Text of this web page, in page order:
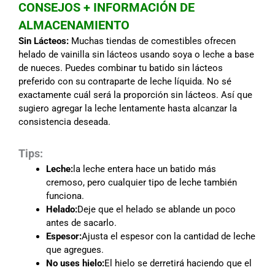
CONSEJOS + INFORMACIÓN DE
ALMACENAMIENTO
Sin Lácteos: Muchas tiendas de comestibles ofrecen
helado de vainilla sin lácteos usando soya o leche a base
de nueces. Puedes combinar tu batido sin lácteos
preferido con su contraparte de leche líquida. No sé
exactamente cuál será la proporción sin lácteos. Así que
sugiero agregar la leche lentamente hasta alcanzar la
consistencia deseada.
Tips:
Leche: la leche entera hace un batido más
cremoso, pero cualquier tipo de leche también
funciona.
Helado:Deje que el helado se ablande un poco
antes de sacarlo.
Espesor:Ajusta el espesor con la cantidad de leche
que agregues.
No uses hielo:El hielo se derretirá haciendo que el